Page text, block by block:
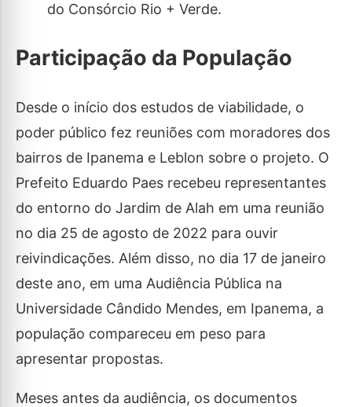
do Consórcio Rio + Verde.
Participação da População
Desde o início dos estudos de viabilidade, o
poder público fez reuniões com moradores dos
bairros de Ipanema e Leblon sobre o projeto. O
Prefeito Eduardo Paes recebeu representantes
do entorno do Jardim de Alah em uma reunião
no dia 25 de agosto de 2022 para ouvir
reivindicações. Além disso, no dia 17 de janeiro
deste ano, em uma Audiência Pública na
Universidade Cândido Mendes, em Ipanema, a
população compareceu em peso para
apresentar propostas.
Meses antes da audiência, os documentos